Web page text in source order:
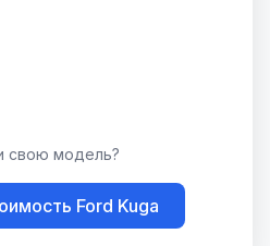
свою модель?
Ford Kuga